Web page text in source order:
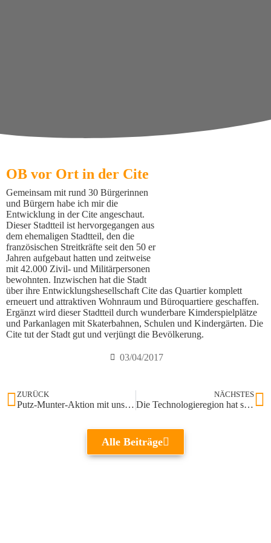
OB vor Ort in der Cite
Gemeinsam mit rund 30 Bürgerinnen
und Bürgern habe ich mir die
Entwicklung in der Cite angeschaut.
Dieser Stadtteil ist hervorgegangen aus
dem ehemaligen Stadtteil, den die
französischen Streitkräfte seit den 50 er
Jahren aufgebaut hatten und zeitweise
mit 42.000 Zivil- und Militärpersonen
bewohnten. Inzwischen hat die Stadt
über ihre Entwicklungshesellschaft Cite das Quartier komplett
erneuert und attraktiven Wohnraum und Büroquartiere geschaffen.
Ergänzt wird dieser Stadtteil durch wunderbare Kimderspielplätze
und Parkanlagen mit Skaterbahnen, Schulen und Kindergärten. Die
Cite tut der Stadt gut und verjüngt die Bevölkerung.
03/04/2017
ZURÜCK
Putz-Munter-Aktion mit unseren Schulen
NÄCHSTES
Die Technologieregion hat sich schlagkräftig neu positioniert
Alle Beiträge